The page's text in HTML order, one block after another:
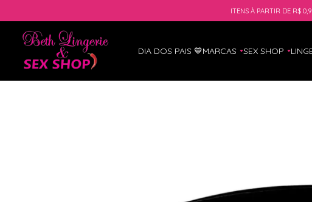
ITENS À PARTIR DE R$
DIA DOS PAIS 💙MARCAS SEX SHOP